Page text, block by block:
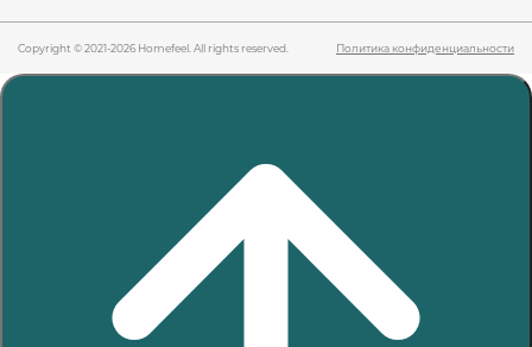
Copyright © 2021-2026 Homefeel. All rights reserved. Политика конфиденциальности